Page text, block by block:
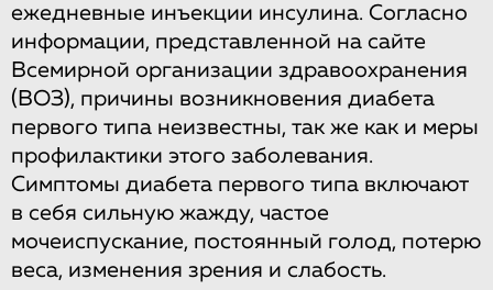
ежедневные инъекции инсулина. Согласно
информации, представленной на сайте
Всемирной организации здравоохранения
(ВОЗ), причины возникновения диабета
первого типа неизвестны, так же как и меры
профилактики этого заболевания.
Симптомы диабета первого типа включают
в себя сильную жажду, частое
мочеиспускание, постоянный голод, потерю
веса, изменения зрения и слабость.